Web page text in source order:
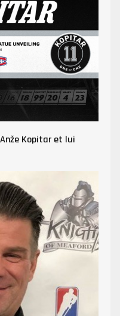
Kopitar et lui